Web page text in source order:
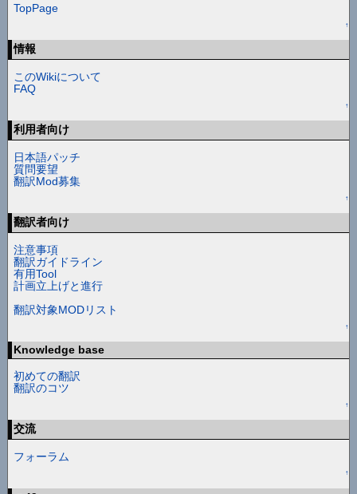
TopPage
↑
情報
このWikiについて
FAQ
↑
利用者向け
日本語パッチ
質問要望
翻訳Mod募集
↑
翻訳者向け
注意事項
翻訳ガイドライン
有用Tool
計画立上げと進行
翻訳対象MODリスト
↑
Knowledge base
初めての翻訳
翻訳のコツ
↑
交流
フォーラム
↑